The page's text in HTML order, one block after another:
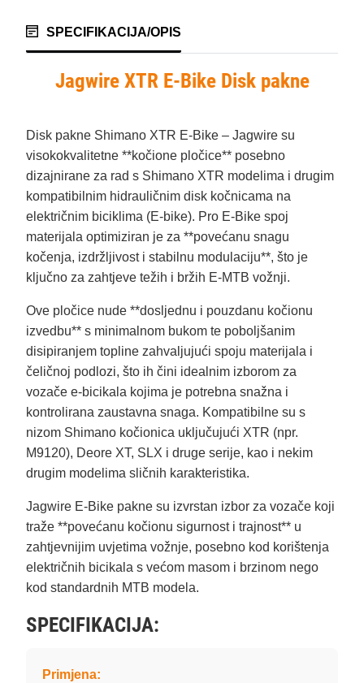
SPECIFIKACIJA/OPIS
Jagwire XTR E‑Bike Disk pakne
Disk pakne Shimano XTR E‑Bike – Jagwire su
visokokvalitetne **kočione pločice** posebno
dizajnirane za rad s Shimano XTR modelima i drugim
kompatibilnim hidrauličnim disk kočnicama na
električnim biciklima (E‑bike). Pro E‑Bike spoj
materijala optimiziran je za **povećanu snagu
kočenja, izdržljivost i stabilnu modulaciju**, što je
ključno za zahtjeve težih i bržih E‑MTB vožnji.
Ove pločice nude **dosljednu i pouzdanu kočionu
izvedbu** s minimalnom bukom te poboljšanim
disipiranjem topline zahvaljujući spoju materijala i
čeličnoj podlozi, što ih čini idealnim izborom za
vozače e‑bicikala kojima je potrebna snažna i
kontrolirana zaustavna snaga. Kompatibilne su s
nizom Shimano kočionica uključujući XTR (npr.
M9120), Deore XT, SLX i druge serije, kao i nekim
drugim modelima sličnih karakteristika.
Jagwire E‑Bike pakne su izvrstan izbor za vozače koji
traže **povećanu kočionu sigurnost i trajnost** u
zahtjevnijim uvjetima vožnje, posebno kod korištenja
električnih bicikala s većom masom i brzinom nego
kod standardnih MTB modela.
SPECIFIKACIJA:
Primjena: